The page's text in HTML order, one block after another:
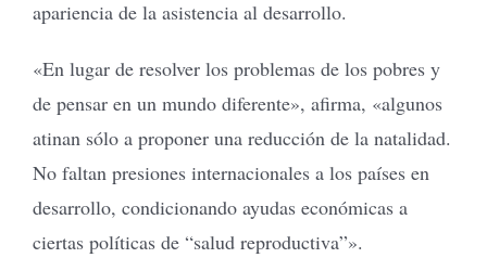
apariencia de la asistencia al desarrollo.
«En lugar de resolver los problemas de los pobres y
de pensar en un mundo diferente», afirma, «algunos
atinan sólo a proponer una reducción de la natalidad.
No faltan presiones internacionales a los países en
desarrollo, condicionando ayudas económicas a
ciertas políticas de “salud reproductiva”».